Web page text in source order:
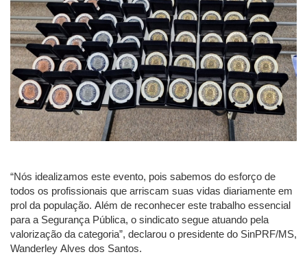
“Nós idealizamos este evento, pois sabemos do esforço de
todos os profissionais que arriscam suas vidas diariamente em
prol da população. Além de reconhecer este trabalho essencial
para a Segurança Pública, o sindicato segue atuando pela
valorização da categoria”, declarou o presidente do SinPRF/MS,
Wanderley Alves dos Santos.